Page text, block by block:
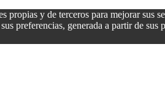
propias y de terceros para mejorar sus
preferencias, generada a partir de